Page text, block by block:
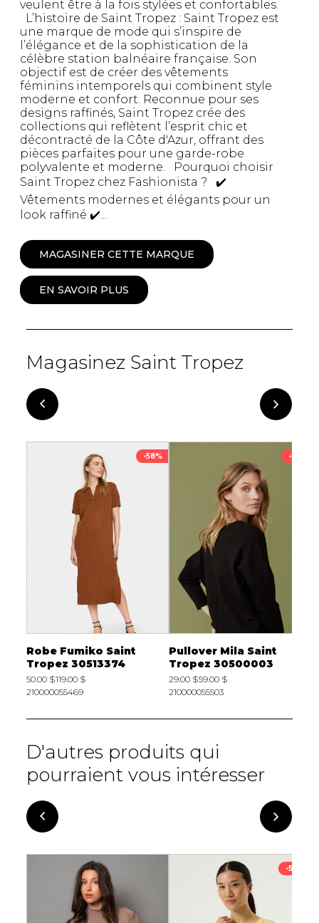
veulent être à la fois stylées et confortables.
L’histoire de Saint Tropez : Saint Tropez est
une marque de mode qui s’inspire de
l’élégance et de la sophistication de la
célèbre station balnéaire française. Son
objectif est de créer des vêtements
féminins intemporels qui combinent style
moderne et confort. Reconnue pour ses
designs raffinés, Saint Tropez crée des
collections qui reflètent l’esprit chic et
décontracté de la Côte d'Azur, offrant des
pièces parfaites pour une garde-robe
polyvalente et moderne. Pourquoi choisir
Saint Tropez chez Fashionista ? ✔️
Vêtements modernes et élégants pour un
look raffiné ✔️...
MAGASINER CETTE MARQUE
EN SAVOIR PLUS
Magasinez Saint Tropez
-58%
Robe Fumiko Saint
Tropez 30513374
50.00 $119.00 $
210000055469
-51%
Pullover Mila Saint
Tropez 30500003
29.00 $59.00 $
210000055503
D'autres produits qui
pourraient vous intéresser
-53%